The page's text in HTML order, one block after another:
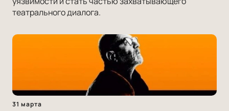
театрального диалога.
31 марта